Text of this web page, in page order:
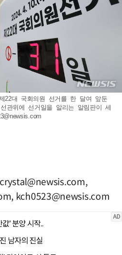
22대 국회의원 선거를 한 달여 앞둔
관위에 선거일을 알리는 알림판이 세
,
, kch0523@newsis.com